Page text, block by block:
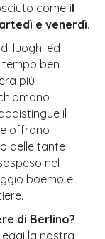
come il
e venerdì.
luoghi ed
ben
più
il
offrono
delle tante
nel
boemo e
di Berlino?
la nostra